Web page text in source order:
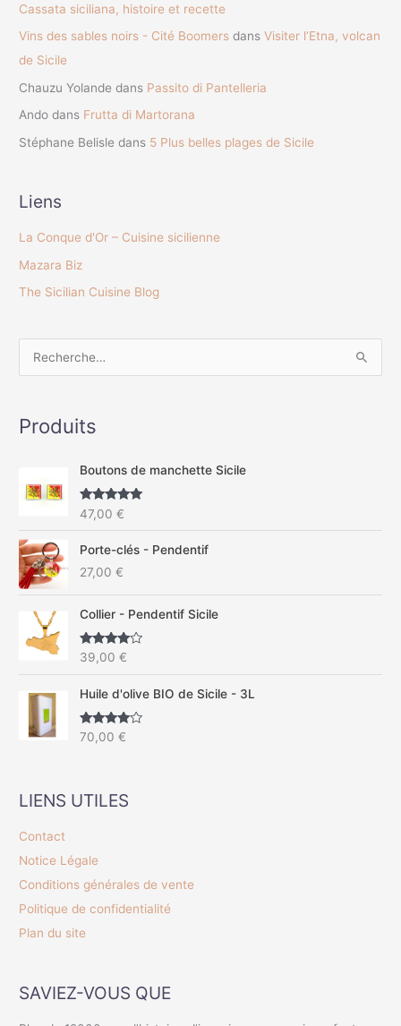
Cassata siciliana, histoire et recette
Vins des sables noirs - Cité Boomers dansVisiter l’Etna, volcan
de Sicile
Chauzu Yolande dans Passito di Pantelleria
Ando dans Frutta di Martorana
Stéphane Belisle dans 5 Plus belles plages de Sicile
Liens
La Conque d'Or – Cuisine sicilienne
Mazara Biz
The Sicilian Cuisine Blog
h
h
e
r
Produits
Boutons de manchette Sicile
Note5.00
sur 5
47,00€
Porte-clés - Pendentif
27,00€
Collier - Pendentif Sicile
Note4.67
sur 5
39,00€
Huile d'olive BIO de Sicile - 3L
Note4.50
sur 5
70,00€
LIENS UTILES
Contact
Notice Légale
Conditions générales de vente
Politique de confidentialité
Plan du site
SAVIEZ-VOUS QUE